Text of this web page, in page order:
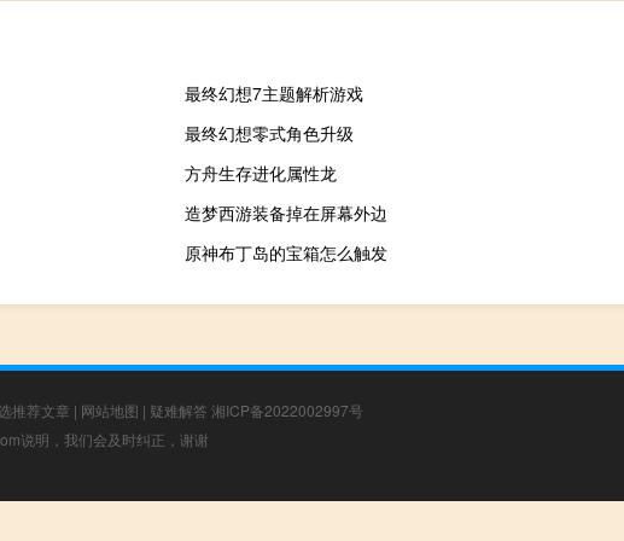
最终幻想7主题解析游戏
最终幻想零式角色升级
方舟生存进化属性龙
造梦西游装备掉在屏幕外边
原神布丁岛的宝箱怎么触发
推荐文章 | 网站地图 | 疑难解答 湘ICP备2022002997号
说明，我们会及时纠正，谢谢